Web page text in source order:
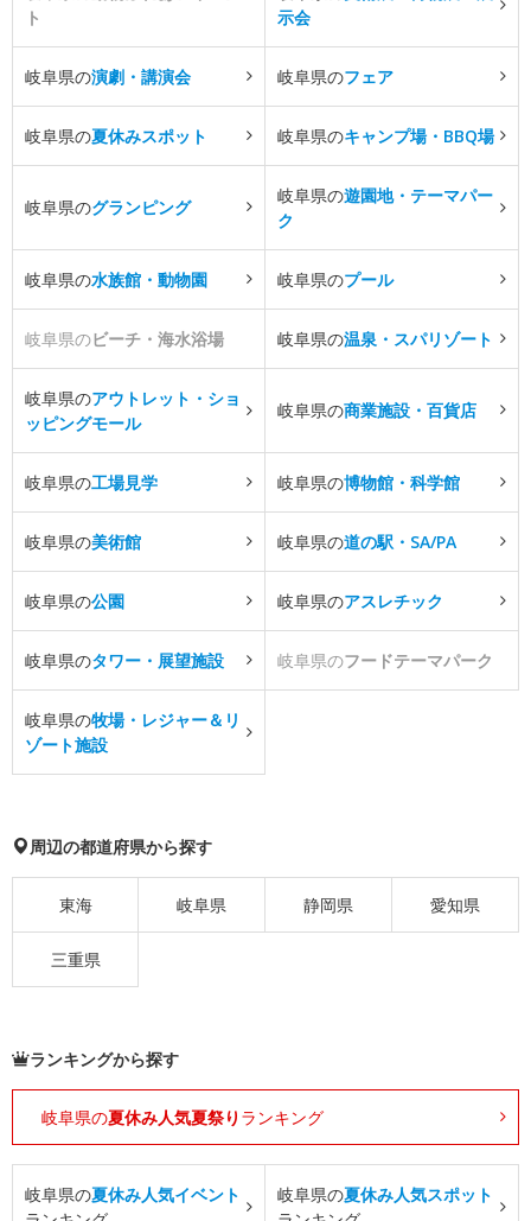
ト
示会
岐阜県の演劇・講演会 岐阜県のフェア
岐阜県の夏休みスポット 岐阜県のキャンプ場・BBQ場
岐阜県のグランピング
岐阜県の遊園地・テーマパー
ク
岐阜県の水族館・動物園 岐阜県のプール
岐阜県のビーチ・海水浴場 岐阜県の温泉・スパリゾート
岐阜県のアウトレット・ショ
ッピングモール
岐阜県の商業施設・百貨店
岐阜県の工場見学 岐阜県の博物館・科学館
岐阜県の美術館 岐阜県の道の駅・SA/PA
岐阜県の公園 岐阜県のアスレチック
岐阜県のタワー・展望施設 岐阜県のフードテーマパーク
岐阜県の牧場・レジャー＆リ
ゾート施設
周辺の都道府県から探す
東海 岐阜県 静岡県 愛知県
三重県
ランキングから探す
岐阜県の夏休み人気夏祭り ランキング
岐阜県の夏休み人気イベント
岐阜県の夏休み人気スポット